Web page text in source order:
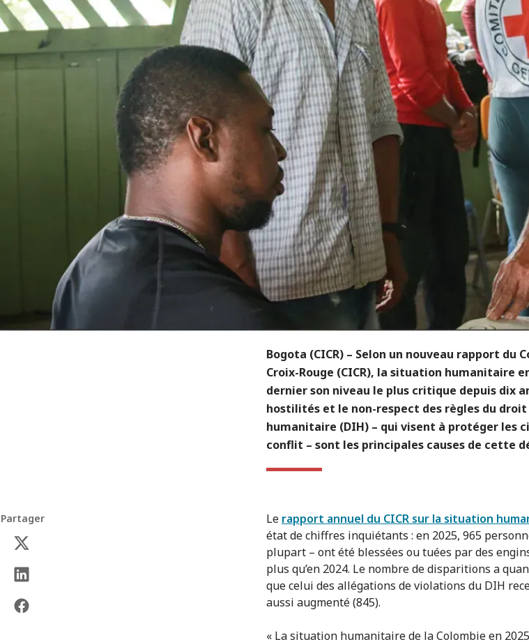
Bogota (CICR) – Selon un nouveau rapport du
Croix-Rouge (CICR), la situation humanitaire
dernier son niveau le plus critique depuis dix
hostilités et le non-respect des règles du
humanitaire (DIH) – qui visent à protéger les
conflit – sont les principales causes de cette
Partager Le rapport annuel du CICR sur la situation
état de chiffres inquiétants : en 2025, 965
plupart – ont été blessées ou tuées par des
plus qu’en 2024. Le nombre de disparitions a
que celui des allégations de violations du DIH
aussi augmenté (845).
« La situation humanitaire de la Colombie en